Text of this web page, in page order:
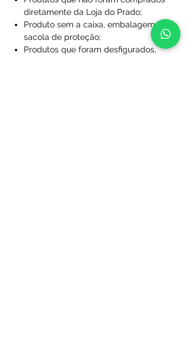
diretamente da Loja do Prado;
Produto sem a caixa, embalagem ou
sacola de proteção;
Produtos que foram desfigurados,